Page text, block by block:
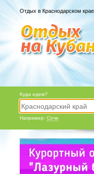
Отдых в Краснодарском
Куда едем?
Например: Сочи